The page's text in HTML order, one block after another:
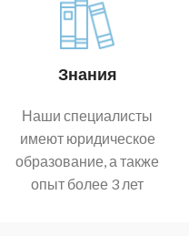
Знания
Наши специалисты
имеют юридическое
образование, а также
опыт более 3 лет